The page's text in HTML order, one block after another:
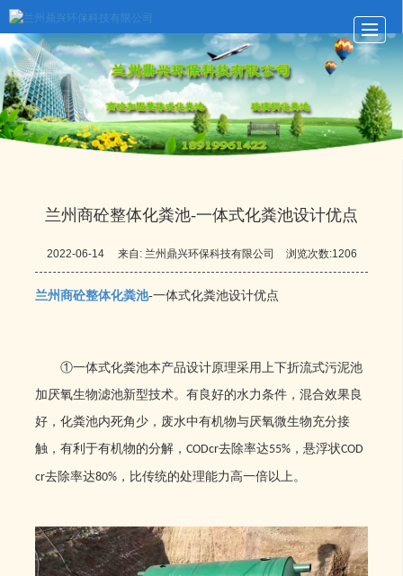
首页 玻璃钢化粪池 化粪池动态 化粪池展示关于鼎兴留言反馈联系我们 LBS
兰州商砼整体化粪池-一体式化粪池设计优点
2022-06-14 来自: 兰州鼎兴环保科技有限公司 浏览次数:1206
兰州商砼整体化粪池-一体式化粪池设计优点
①一体式化粪池本产品设计原理采用上下折流式污泥池
加厌氧生物滤池新型技术。有良好的水力条件，混合效果良
好，化粪池内死角少，废水中有机物与厌氧微生物充分接
触，有利于有机物的分解，CODcr去除率达55% ，悬浮状COD
cr去除率达80% ，比传统的处理能力高一倍以上。